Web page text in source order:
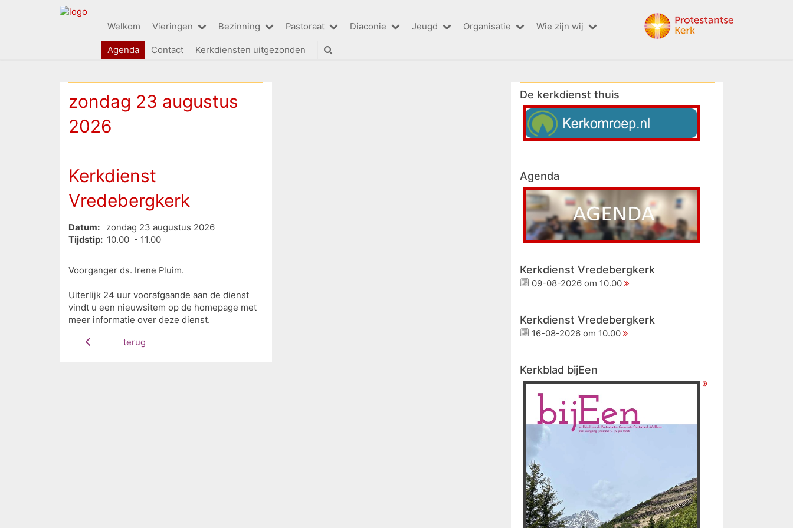
Welkom Vieringen Bezinning Pastoraat Diaconie Jeugd Organisatie Wie zijn wij
Agenda Contact Kerkdiensten uitgezonden
zondag 23 augustus
2026
Kerkdienst
Vredebergkerk
Datum:
zondag 23 augustus 2026
Tijdstip: 10.00 - 11.00
Voorganger ds. Irene Pluim.
Uiterlijk 24 uur voorafgaande aan de dienst
vindt u een nieuwsitem op de homepage met
meer informatie over deze dienst.
terug
De kerkdienst thuis
Agenda
Kerkdienst Vredebergkerk
09-08-2026 om 10.00
Kerkdienst Vredebergkerk
16-08-2026 om 10.00
Kerkblad bijEen